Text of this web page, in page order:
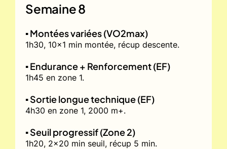
Semaine 8
▪️ Montées variées (VO2max)
1h30, 10x1 min montée, récup descente.
▪️ Endurance + Renforcement (EF)
1h45 en zone 1.
▪️ Sortie longue technique (EF)
4h30 en zone 1, 2000 m+.
▪️ Seuil progressif (Zone 2)
1h20, 2x20 min seuil, récup 5 min.